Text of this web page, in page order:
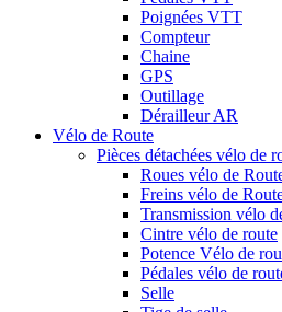
Poignées VTT
Compteur
Chaine
GPS
Outillage
Dérailleur AR
Vélo de Route
Pièces détachées vélo de
Roues vélo de
Freins vélo de
Transmission vélo
Cintre vélo de route
Potence Vélo de
Pédales vélo de
Selle